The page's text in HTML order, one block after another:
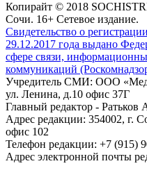
Копирайт © 2018
Сочи. 16+ Сетевое издание.
Свидетельство о
29.12.2017 года выдано
сфере связи,
коммуникаций
Учредитель СМИ: ООО
ул. Ленина, д.10 офис 37Г
Главный редактор - Ратьков
Адрес редакции: 354002, г.
офис 102
Телефон редакции: +7 (915)
Адрес электронной почты